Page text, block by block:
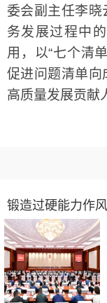
委会副主任李晓
务发展过程中
用，以“七个清
促进问题清单向
高质量发展贡献
锻造过硬能力作